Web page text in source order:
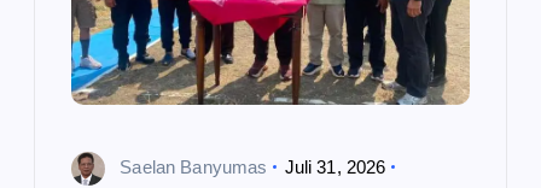
Saelan Banyumas
Juli 31, 2026